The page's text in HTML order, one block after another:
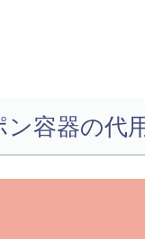
容器の代